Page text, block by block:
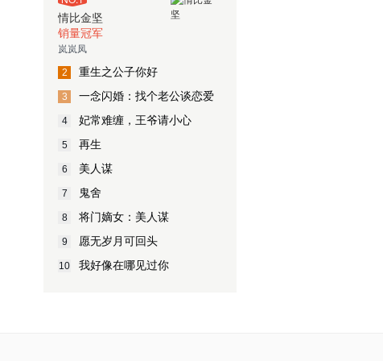
情比金坚
销量冠军
岚岚凤
2 重生之公子你好
3 一念闪婚：找个老公谈恋爱
4 妃常难缠，王爷请小心
5 再生
6 美人谋
7 鬼舍
8 将门嫡女：美人谋
9 愿无岁月可回头
10 我好像在哪见过你